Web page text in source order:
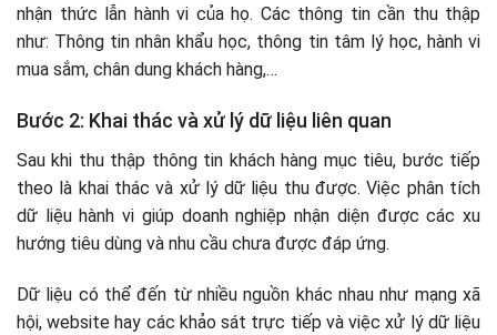
nhận thức lẫn hành vi của họ. Các thông tin cần thu thập
như: Thông tin nhân khẩu học, thông tin tâm lý học, hành vi
mua sắm, chân dung khách hàng,…
Bước 2: Khai thác và xử lý dữ liệu liên quan
Sau khi thu thập thông tin khách hàng mục tiêu, bước tiếp
theo là khai thác và xử lý dữ liệu thu được. Việc phân tích
dữ liệu hành vi giúp doanh nghiệp nhận diện được các xu
hướng tiêu dùng và nhu cầu chưa được đáp ứng.
Dữ liệu có thể đến từ nhiều nguồn khác nhau như mạng xã
hội, website hay các khảo sát trực tiếp và việc xử lý dữ liệu